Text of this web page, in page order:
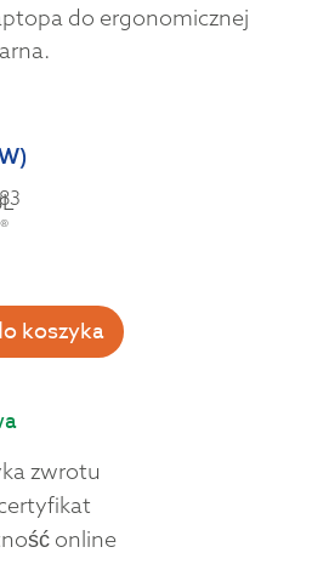
do ergonomicznej
koszyka
zwrotu
online